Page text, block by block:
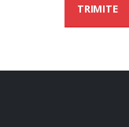
TRIMITE